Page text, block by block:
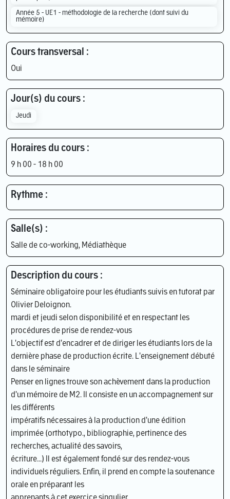
Année 5 - UE1 - méthodologie de la recherche (dont suivi du
mémoire)
Cours transversal :
Oui
Jour(s) du cours :
Jeudi
Horaires du cours :
9 h 00 - 18 h 00
Rythme :
Salle(s) :
Salle de co-working, Médiathèque
Description du cours :
Séminaire obligatoire pour les étudiants suivis en tutorat par
Olivier Deloignon.
mardi et jeudi selon disponibilité et en respectant les
procédures de prise de rendez-vous
L'objectif est d'encadrer et de diriger les étudiants lors de la
dernière phase de production écrite. L'enseignement débuté
dans le séminaire
Penser en lignes trouve son achèvement dans la production
d'un mémoire de M2. Il consiste en un accompagnement sur
les différents
impératifs nécessaires à la production d'une édition
imprimée (orthotypo., bibliographie, pertinence des
recherches, actualité des savoirs,
écriture...) Il est également fondé sur des rendez-vous
individuels réguliers. Enfin, il prend en compte la soutenance
orale en préparant les